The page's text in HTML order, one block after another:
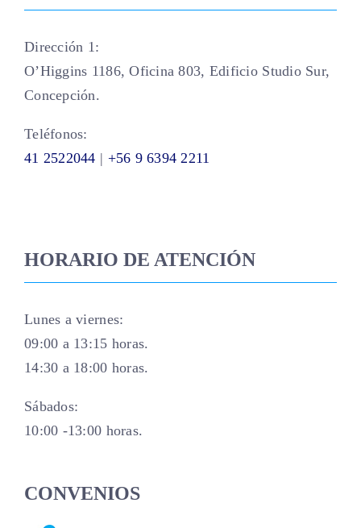
Dirección 1:
O’Higgins 1186, Oficina 803, Edificio Studio Sur,
Concepción.
Teléfonos:
41 2522044 | +56 9 6394 2211
HORARIO DE ATENCIÓN
Lunes a viernes:
09:00 a 13:15 horas.
14:30 a 18:00 horas.
Sábados:
10:00 -13:00 horas.
CONVENIOS